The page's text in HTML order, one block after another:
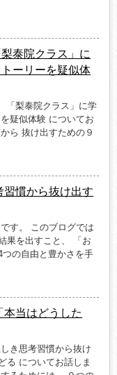
泰院クラス」に
ーリーを疑似体
「梨泰院クラス」に学
疑似体験 についてお
ら 抜け出すための９
慣から抜け出す
す。 このブログでは
果を出すこと、 「お
の自由と豊かさを手
当はどうした
き思考習慣から抜け
る についてお話しま